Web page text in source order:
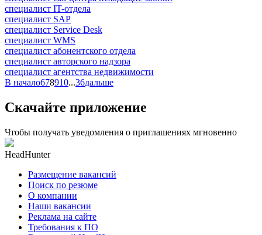
специалист IT-отдела
специалист SAP
специалист Service Desk
специалист WMS
специалист абонентского отдела
специалист авторского надзора
специалист агентства недвижимости
В начало678910...36дальше
Скачайте приложение
Чтобы получать уведомления о приглашениях мгновенно
HeadHunter
Размещение вакансий
Поиск по резюме
О компании
Наши вакансии
Реклама на сайте
Требования к ПО